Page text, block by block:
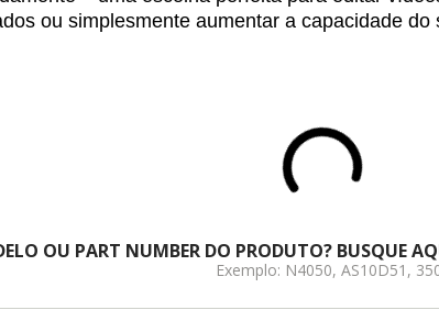
ou simplesmente aumentar a capacidade
OU PART NUMBER DO PRODUTO? BUSQUE
Exemplo: N4050, AS10D51,